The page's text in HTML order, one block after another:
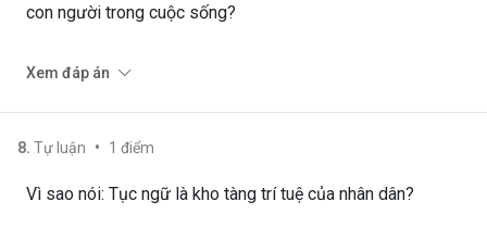
con người trong cuộc sống?
Xem đáp án
8. Tự luận • 1 điểm
Vì sao nói: Tục ngữ là kho tàng trí tuệ của nhân dân?